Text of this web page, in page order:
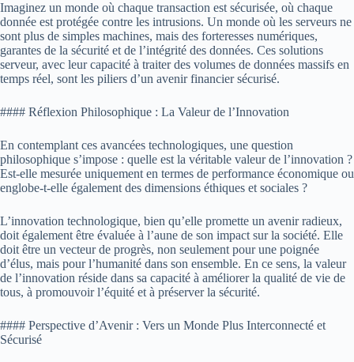
Imaginez un monde où chaque transaction est sécurisée, où chaque
donnée est protégée contre les intrusions. Un monde où les serveurs ne
sont plus de simples machines, mais des forteresses numériques,
garantes de la sécurité et de l’intégrité des données. Ces solutions
serveur, avec leur capacité à traiter des volumes de données massifs en
temps réel, sont les piliers d’un avenir financier sécurisé.
#### Réflexion Philosophique : La Valeur de l’Innovation
En contemplant ces avancées technologiques, une question
philosophique s’impose : quelle est la véritable valeur de l’innovation ?
Est-elle mesurée uniquement en termes de performance économique ou
englobe-t-elle également des dimensions éthiques et sociales ?
L’innovation technologique, bien qu’elle promette un avenir radieux,
doit également être évaluée à l’aune de son impact sur la société. Elle
doit être un vecteur de progrès, non seulement pour une poignée
d’élus, mais pour l’humanité dans son ensemble. En ce sens, la valeur
de l’innovation réside dans sa capacité à améliorer la qualité de vie de
tous, à promouvoir l’équité et à préserver la sécurité.
#### Perspective d’Avenir : Vers un Monde Plus Interconnecté et
Sécurisé